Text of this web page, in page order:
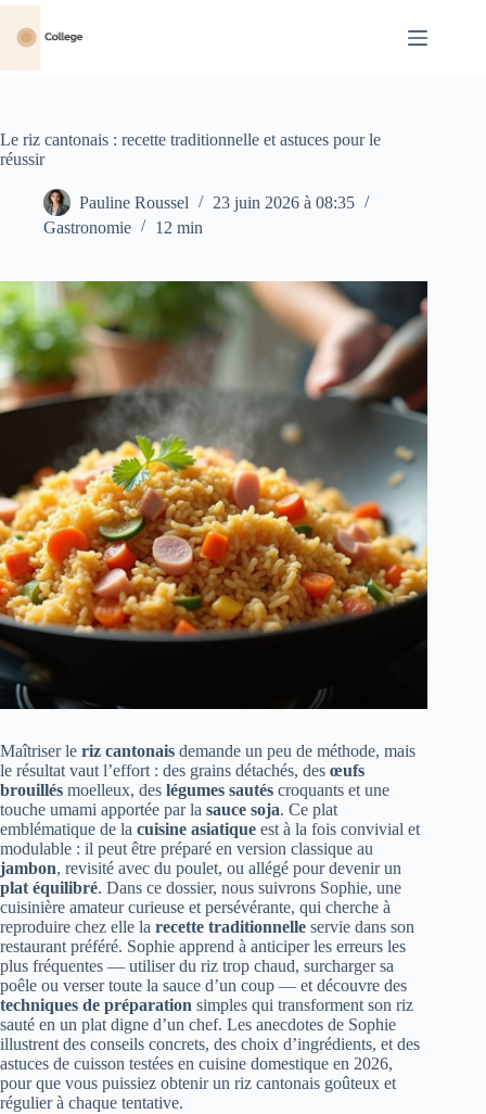
Passer
contenu
Le riz cantonais : recette traditionnelle et astuces pour le
réussir
Pauline Roussel
23 juin 2026 à 08:35
Gastronomie
12 min
Maîtriser le riz cantonais demande un peu de méthode, mais
le résultat vaut l’effort : des grains détachés, des œufs
brouillés moelleux, des légumes sautés croquants et une
touche umami apportée par la sauce soja. Ce plat
emblématique de la cuisine asiatique est à la fois convivial et
modulable : il peut être préparé en version classique au
jambon, revisité avec du poulet, ou allégé pour devenir un
plat équilibré. Dans ce dossier, nous suivrons Sophie, une
cuisinière amateur curieuse et persévérante, qui cherche à
reproduire chez elle la recette traditionnelle servie dans son
restaurant préféré. Sophie apprend à anticiper les erreurs les
plus fréquentes — utiliser du riz trop chaud, surcharger sa
poêle ou verser toute la sauce d’un coup — et découvre des
techniques de préparation simples qui transforment son riz
sauté en un plat digne d’un chef. Les anecdotes de Sophie
illustrent des conseils concrets, des choix d’ingrédients, et des
astuces de cuisson testées en cuisine domestique en 2026,
pour que vous puissiez obtenir un riz cantonais goûteux et
régulier à chaque tentative.